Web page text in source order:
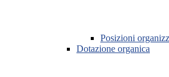
Posizioni
Dotazione organica